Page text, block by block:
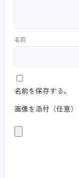
名前
名前を保存する。
画像を添付（任意）